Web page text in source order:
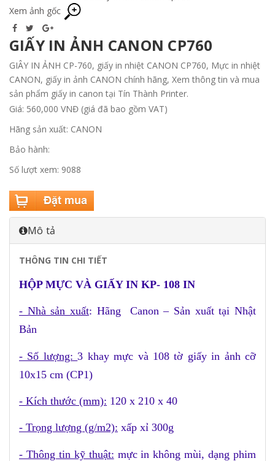
Xem ảnh gốc
GIẤY IN ẢNH CANON CP760
GIÂY IN ẢNH CP-760, giấy in nhiệt CANON CP760, Mực in nhiệt
CANON, giấy in ảnh CANON chính hãng, Xem thông tin và mua
sản phẩm giấy in canon tại Tín Thành Printer.
Giá: 560,000 VNĐ (giá đã bao gồm VAT)
Hãng sản xuất: CANON
Bảo hành:
Số lượt xem: 9088
Mô tả
THÔNG TIN CHI TIẾT
HỘP MỰC VÀ GIẤY IN KP- 108 IN
- Nhà sản xuất: Hãng
Canon – Sản xuất tại Nhật
Bản
- Số lượng:3 khay mực và 108 tờ giấy in ảnh cỡ
10x15 cm (CP1)
- Kích thước (mm): 120 x 210 x 40
- Trọng lượng (g/m2): xấp xỉ 300g
- Thông tin kỹ thuật: mực in không mùi, dạng phim